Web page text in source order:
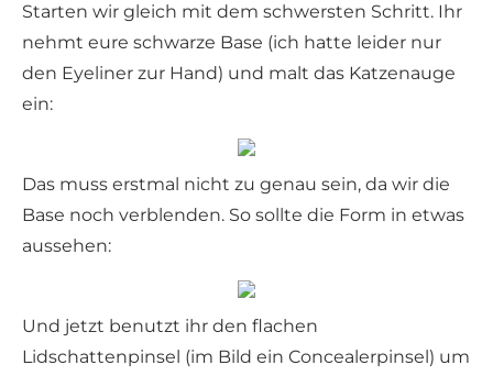
Starten wir gleich mit dem schwersten Schritt. Ihr
nehmt eure schwarze Base (ich hatte leider nur
den Eyeliner zur Hand) und malt das Katzenauge
ein:
Das muss erstmal nicht zu genau sein, da wir die
Base noch verblenden. So sollte die Form in etwas
aussehen:
Und jetzt benutzt ihr den flachen
Lidschattenpinsel (im Bild ein Concealerpinsel) um